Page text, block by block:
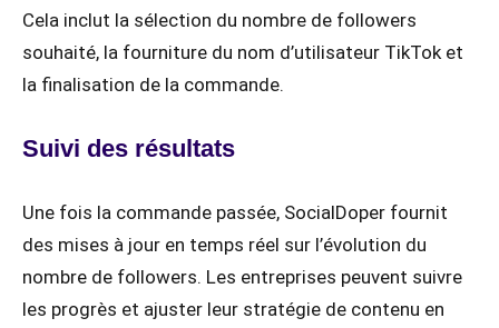
Cela inclut la sélection du nombre de followers
souhaité, la fourniture du nom d’utilisateur TikTok et
la finalisation de la commande.
Suivi des résultats
Une fois la commande passée, SocialDoper fournit
des mises à jour en temps réel sur l’évolution du
nombre de followers. Les entreprises peuvent suivre
les progrès et ajuster leur stratégie de contenu en